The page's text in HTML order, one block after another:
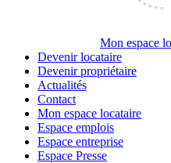
Mon espace
Devenir locataire
Devenir propriétaire
Actualités
Contact
Mon espace locataire
Espace emplois
Espace entreprise
Espace Presse